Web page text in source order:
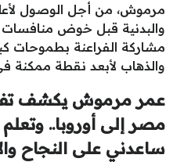
مرموش، من أجل الوصول
والبدنية قبل خوض منافسات
مشاركة الفراعنة بطموحات
والذهاب لأبعد نقطة ممكنة
عمر مرموش يكشف
مصر إلى أوروبا.. وتعلم
ساعدني على النجاح